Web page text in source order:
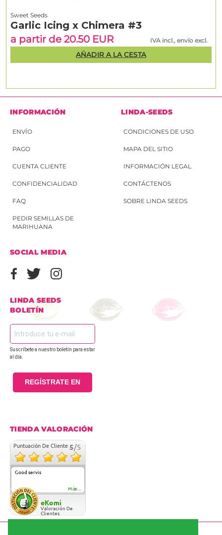
Sweet Seeds
Garlic Icing x Chimera #3
a partir de 20.50 EUR
IVA incl., envío excl.
AÑADIR A LA CESTA
INFORMACIÓN
ENVÍO
PAGO
CUENTA CLIENTE
CONFIDENCIALIDAD
FAQ
PEDIR SEMILLAS DE
MARIHUANA
LINDA-SEEDS
CONDICIONES DE USO
MAPA DEL SITIO
INFORMACIÓN LEGAL
CONTÁCTENOS
SOBRE LINDA SEEDS
SOCIAL MEDIA
LINDA SEEDS
BOLETÍN
Suscríbete a nuestro boletín para estar
al día.
REGÍSTRATE EN
TIENDA VALORACIÓN
Puntuación De Cliente 5/5
Good servis
Más...
eKomi
Valoración De
Clientes